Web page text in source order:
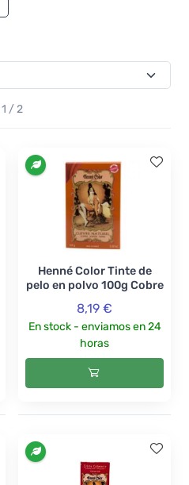
la última vez que teñiste
que le aportarán
Puedes elegir entre toda la
el caoba, el castaño o el
1 / 2
Henné Color Tinte de
pelo en polvo 100g Cobre
8,19 €
En stock - enviamos en 24
horas